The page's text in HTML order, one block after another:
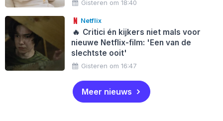
Gisteren om 18:40
Netflix
🔥 Critici én kijkers niet mals voor
nieuwe Netflix-film: 'Een van de
slechtste ooit'
Gisteren om 16:47
Meer nieuws